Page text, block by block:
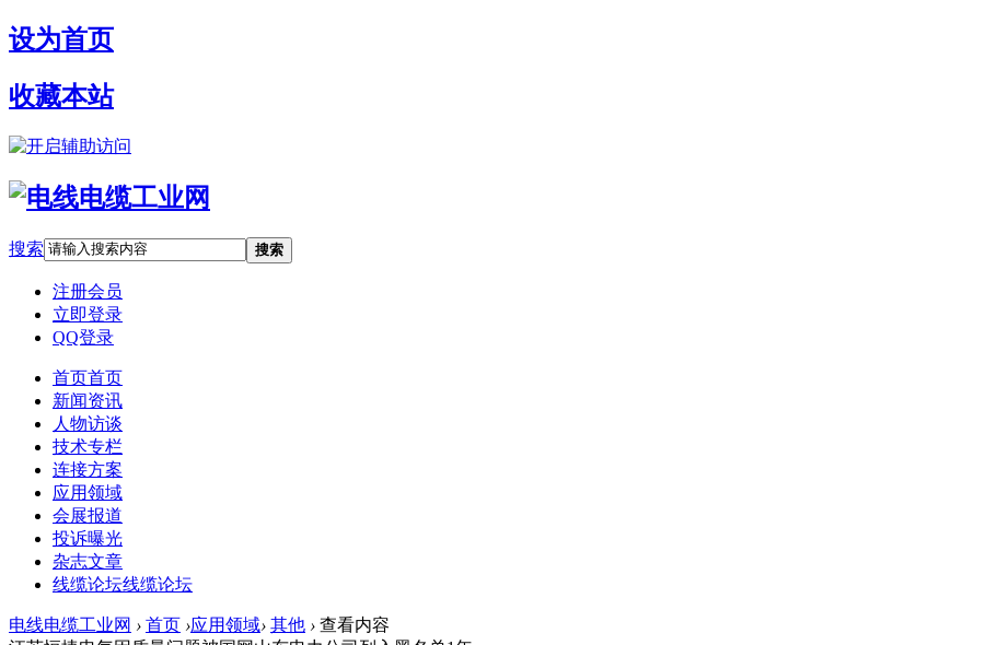
设为首页
收藏本站
开启辅助访问
搜索 搜索
注册会员
立即登录
QQ登录
首页首页
新闻资讯
人物访谈
技术专栏
连接方案
应用领域
会展报道
投诉曝光
杂志文章
线缆论坛线缆论坛
电线电缆工业网 › 首页 ›应用领域› 其他 › 查看内容